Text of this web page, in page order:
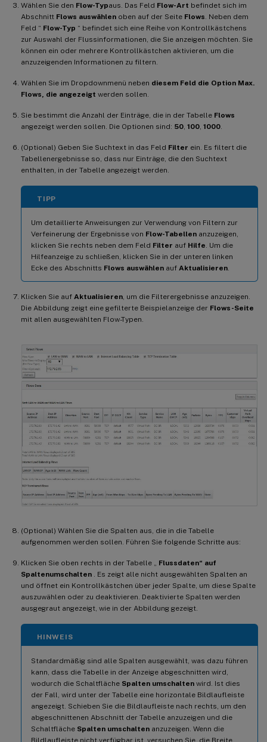
Wählen Sie den Flow-Typaus. Das Feld Flow-Art befindet sich im
Abschnitt Flows auswählen oben auf der Seite Flows . Neben dem
Feld “ Flow-Typ “ befindet sich eine Reihe von Kontrollkästchens
zur Auswahl der Flussinformationen, die Sie anzeigen möchten. Sie
können ein oder mehrere Kontrollkästchen aktivieren, um die
anzuzeigenden Informationen zu filtern.
Wählen Sie im Dropdownmenü neben diesem Feld die Option Max.
Flows, die angezeigt werden sollen.
Sie bestimmt die Anzahl der Einträge, die in der Tabelle Flows
angezeigt werden sollen. Die Optionen sind: 50 100 1000
(Optional) Geben Sie Suchtext in das Feld Filter ein. Es filtert die
Tabellenergebnisse so, dass nur Einträge, die den Suchtext
enthalten, in der Tabelle angezeigt werden.
TIPP
Um detaillierte Anweisungen zur Verwendung von Filtern zur
Verfeinerung der Ergebnisse von Flow-Tabellen anzuzeigen,
klicken Sie rechts neben dem Feld Filter auf Hilfe . Um die
Hilfeanzeige zu schließen, klicken Sie in der unteren linken
Ecke des Abschnitts Flows auswählen auf Aktualisieren
Klicken Sie auf Aktualisieren , um die Filterergebnisse anzuzeigen.
Die Abbildung zeigt eine gefilterte Beispielanzeige der Flows-Seite
mit allen ausgewählten Flow-Typen.
(Optional) Wählen Sie die Spalten aus, die in die Tabelle
aufgenommen werden sollen. Führen Sie folgende Schritte aus:
Klicken Sie oben rechts in der Tabelle „ Flussdaten“ auf
Spaltenumschalten . Es zeigt alle nicht ausgewählten Spalten an
und öffnet ein Kontrollkästchen über jeder Spalte, um diese Spalte
auszuwählen oder zu deaktivieren. Deaktivierte Spalten werden
ausgegraut angezeigt, wie in der Abbildung gezeigt.
HINWEIS
Standardmäßig sind alle Spalten ausgewählt, was dazu führen
kann, dass die Tabelle in der Anzeige abgeschnitten wird,
wodurch die Schaltfläche Spalten umschalten wird. Ist dies
der Fall, wird unter der Tabelle eine horizontale Bildlaufleiste
angezeigt. Schieben Sie die Bildlaufleiste nach rechts, um den
abgeschnittenen Abschnitt der Tabelle anzuzeigen und die
Schaltfläche Spalten umschalten anzuzeigen. Wenn die
Bildlaufleiste nicht verfügbar ist, versuchen Sie, die Breite